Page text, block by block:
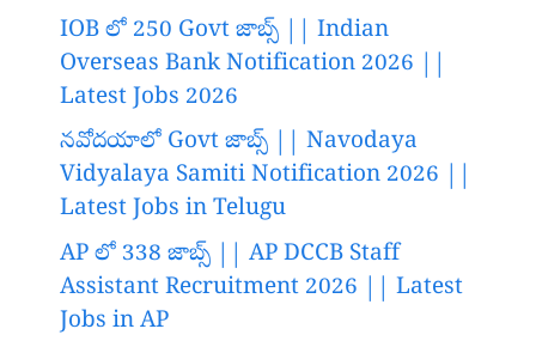
IOB లో 250 Govt జాబ్స్ || Indian
Overseas Bank Notification 2026 ||
Latest Jobs 2026
నవోదయాలో Govt జాబ్స్ || Navodaya
Vidyalaya Samiti Notification 2026 ||
Latest Jobs in Telugu
AP లో 338 జాబ్స్ || AP DCCB Staff
Assistant Recruitment 2026 || Latest
Jobs in AP